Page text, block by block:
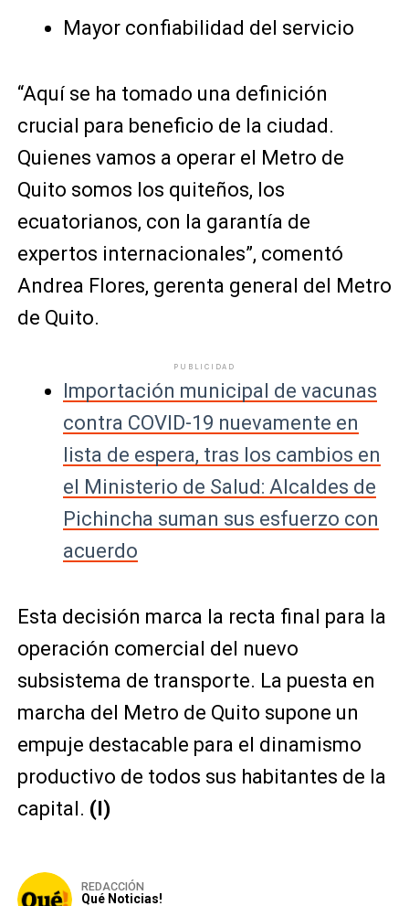
Mayor confiabilidad del servicio
“Aquí se ha tomado una definición
crucial para beneficio de la ciudad.
Quienes vamos a operar el Metro de
Quito somos los quiteños, los
ecuatorianos, con la garantía de
expertos internacionales”, comentó
Andrea Flores, gerenta general del Metro
de Quito.
PUBLICIDAD
Importación municipal de vacunas
contra COVID-19 nuevamente en
lista de espera, tras los cambios en
el Ministerio de Salud: Alcaldes de
Pichincha suman sus esfuerzo con
acuerdo
Esta decisión marca la recta final para la
operación comercial del nuevo
subsistema de transporte. La puesta en
marcha del Metro de Quito supone un
empuje destacable para el dinamismo
productivo de todos sus habitantes de la
capital. (I)
REDACCIÓN
Qué Noticias!